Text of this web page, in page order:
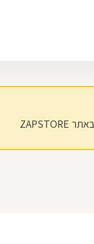
באתר ZAPSTORE